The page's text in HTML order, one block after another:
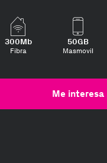
300Mb
Fibra
50GB
Masmovil
Me interesa